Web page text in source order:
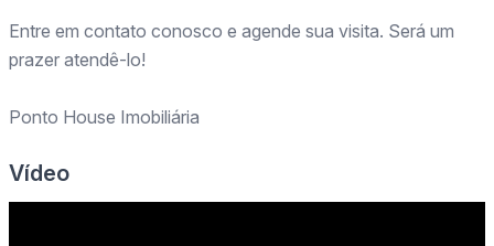
Entre em contato conosco e agende sua visita. Será um
prazer atendê-lo!
Ponto House Imobiliária
Vídeo